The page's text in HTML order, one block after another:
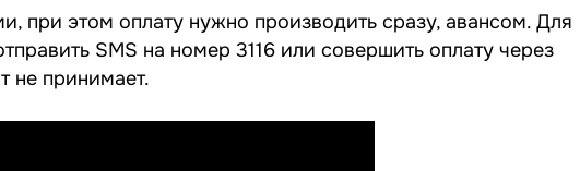
при этом оплату нужно производить сразу, авансом. Для
SMS на номер 3116 или совершить оплату через
не принимает.